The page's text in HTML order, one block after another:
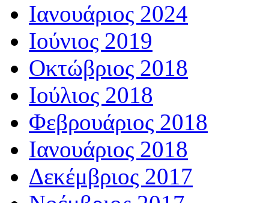
Ιανουάριος 2024
Ιούνιος 2019
Οκτώβριος 2018
Ιούλιος 2018
Φεβρουάριος 2018
Ιανουάριος 2018
Δεκέμβριος 2017